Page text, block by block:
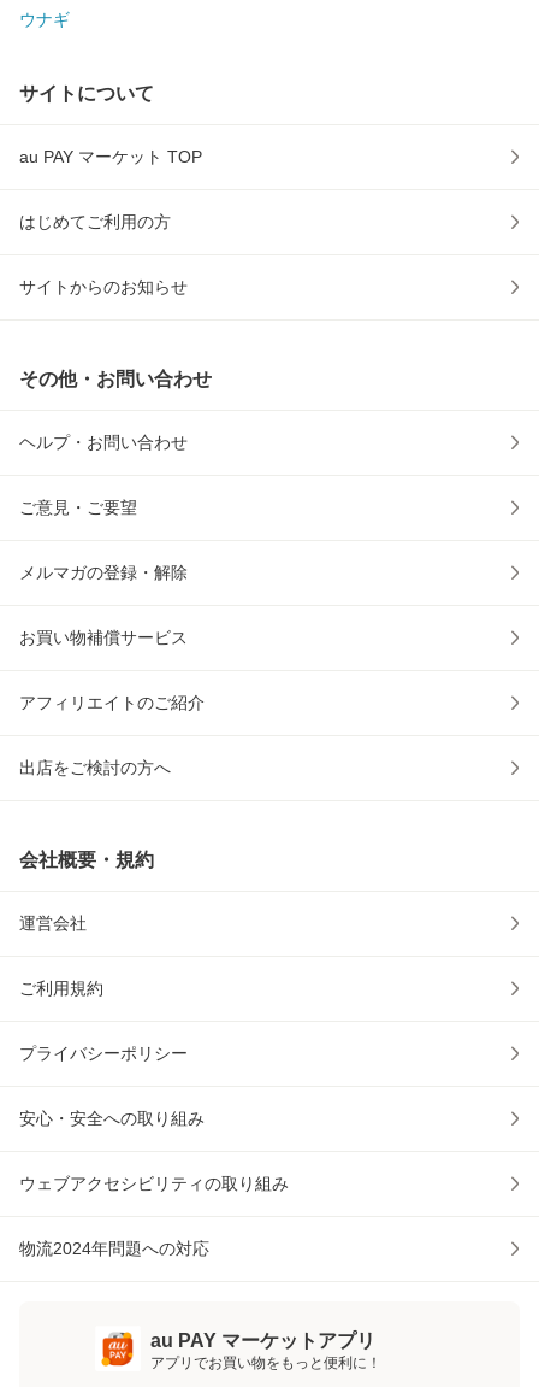
ウナギ
サイトについて
au PAY マーケット TOP
はじめてご利用の方
サイトからのお知らせ
その他・お問い合わせ
ヘルプ・お問い合わせ
ご意見・ご要望
メルマガの登録・解除
お買い物補償サービス
アフィリエイトのご紹介
出店をご検討の方へ
会社概要・規約
運営会社
ご利用規約
プライバシーポリシー
安心・安全への取り組み
ウェブアクセシビリティの取り組み
物流2024年問題への対応
au PAY マーケットアプリ
アプリでお買い物をもっと便利に！